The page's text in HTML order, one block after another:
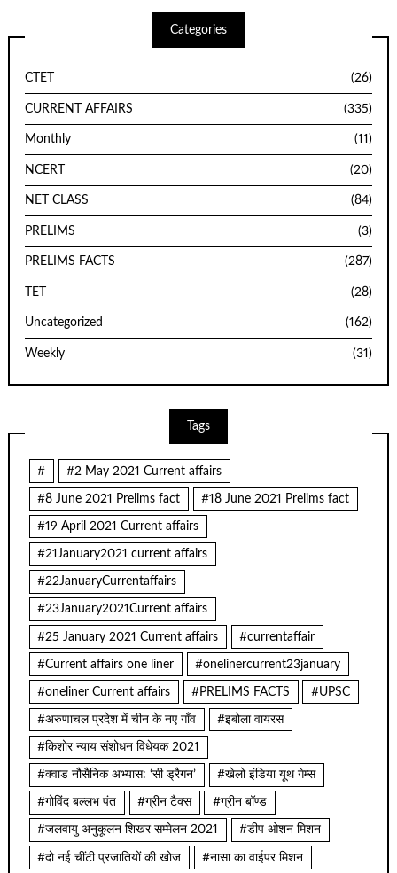
Categories
CTET (26)
CURRENT AFFAIRS (335)
Monthly (11)
NCERT (20)
NET CLASS (84)
PRELIMS (3)
PRELIMS FACTS (287)
TET (28)
Uncategorized (162)
Weekly (31)
Tags
# #2 May 2021 Current affairs
#8 June 2021 Prelims fact #18 June 2021 Prelims fact
#19 April 2021 Current affairs
#21January2021 current affairs
#22JanuaryCurrentaffairs
#23January2021Current affairs
#25 January 2021 Current affairs #currentaffair
#Current affairs one liner #onelinercurrent23january
#oneliner Current affairs #PRELIMS FACTS #UPSC
#अरुणाचल प्रदेश में चीन के नए गाँव #इबोला वायरस
#किशोर न्याय संशोधन विधेयक 2021
#क्वाड नौसैनिक अभ्यास: ‘सी ड्रैगन’ #खेलो इंडिया यूथ गेम्स
#गोविंद बल्लभ पंत #ग्रीन टैक्स #ग्रीन बॉण्ड
#जलवायु अनुकूलन शिखर सम्मेलन 2021 #डीप ओशन मिशन
#दो नई चींटी प्रजातियों की खोज #नासा का वाईपर मिशन